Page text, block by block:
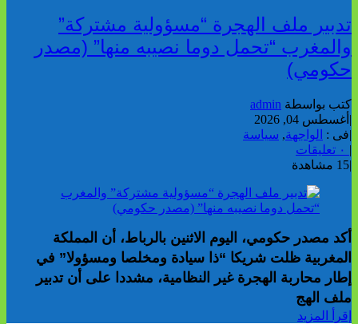
تدبير ملف الهجرة “مسؤولية مشتركة”
والمغرب “تحمل دوما نصيبه منها” (مصدر
حكومي)
كتب بواسطة admin
| أغسطس 04, 2026
|فى : الواجهة, سياسة
|
|15 مشاهدة
أكد مصدر حكومي، اليوم الاثنين بالرباط، أن المملكة
المغربية ظلت شريكا “ذا سيادة ومخلصا ومسؤولا” في
إطار محاربة الهجرة غير النظامية، مشددا على أن تدبير
ملف الهج
إقرأ المزيد